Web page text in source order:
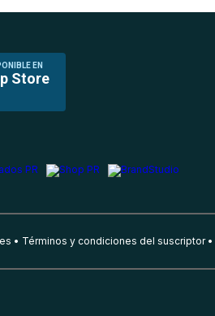
EN
Store
Términos y condiciones del suscriptor